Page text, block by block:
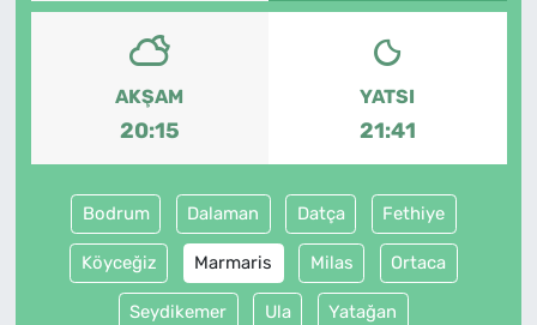
AKŞAM
20:15
YATSI
21:41
Bodrum Dalaman Datça Fethiye
Köyceğiz Marmaris Milas Ortaca
Seydikemer Ula Yatağan